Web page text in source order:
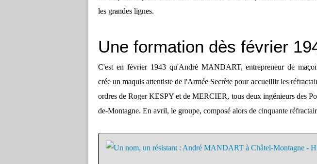
les grandes lignes.
Une formation dès février
C'est en février 1943 qu'André MANDART, entrepreneur de
crée un maquis attentiste de l'Armée Secrète pour accueillir les
ordres de Roger KESPY et de MERCIER, tous deux ingénieurs des
de-Montagne. En avril, le groupe, composé alors de cinquante